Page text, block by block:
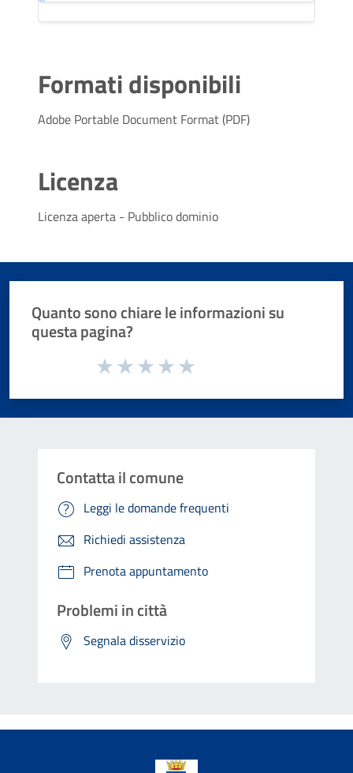
Formati disponibili
Adobe Portable Document Format (PDF)
Licenza
Licenza aperta - Pubblico dominio
Quanto sono chiare le informazioni su
questa pagina?
Valuta da 1 a 5 stelle la pagina
Contatta il comune
Leggi le domande frequenti
Richiedi assistenza
Prenota appuntamento
Problemi in città
Segnala disservizio